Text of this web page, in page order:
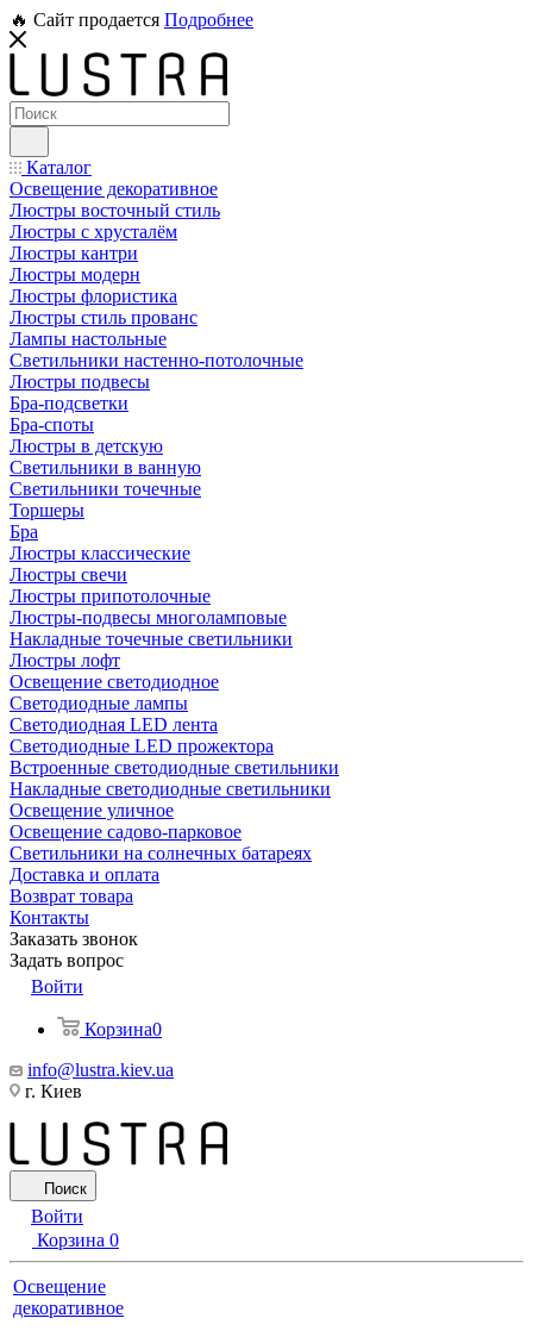
🔥 Сайт продается Подробнее
Каталог
Освещение декоративное
Люстры восточный стиль
Люстры с хрусталём
Люстры кантри
Люстры модерн
Люстры флористика
Люстры стиль прованс
Лампы настольные
Светильники настенно-потолочные
Люстры подвесы
Бра-подсветки
Бра-споты
Люстры в детскую
Светильники в ванную
Светильники точечные
Торшеры
Бра
Люстры классические
Люстры свечи
Люстры припотолочные
Люстры-подвесы многоламповые
Накладные точечные светильники
Люстры лофт
Освещение светодиодное
Светодиодные лампы
Светодиодная LED лента
Светодиодные LED прожектора
Встроенные светодиодные светильники
Накладные светодиодные светильники
Освещение уличное
Освещение садово-парковое
Светильники на солнечных батареях
Доставка и оплата
Возврат товара
Контакты
Заказать звонок
Задать вопрос
Войти
Корзина0
info@lustra.kiev.ua
г. Киев
Поиск
Войти
Корзина 0
Освещение
декоративное